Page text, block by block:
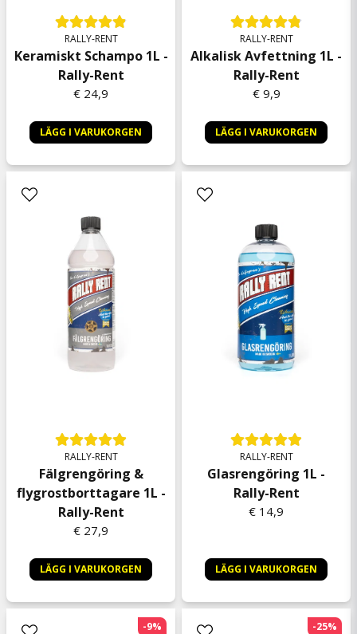
7 kuukautta sitten
Johan
7 kuukautta sitten
7 kuukautta sitten
RALLY-RENT
Keramiskt Schampo 1L -
Rally-Rent
€ 24,9
LÄGG I VARUKORGEN
RALLY-RENT
Alkalisk Avfettning 1L -
Rally-Rent
€ 9,9
LÄGG I VARUKORGEN
RALLY-RENT
Fälgrengöring &
flygrostborttagare 1L -
Rally-Rent
€ 27,9
LÄGG I VARUKORGEN
RALLY-RENT
Glasrengöring 1L -
Rally-Rent
€ 14,9
LÄGG I VARUKORGEN
-9% -25%